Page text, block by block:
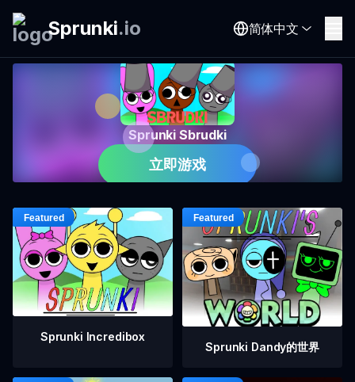
Sprunki.io 简体中文
Sprunki Sbrudki
立即游戏
Sprunki Incredibox
Sprunki Dandy的世界